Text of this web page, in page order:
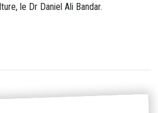
le Dr Daniel Ali Bandar.